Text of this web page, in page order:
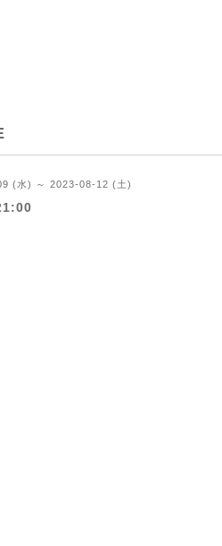
(水) ～ 2023-08-12 (土)